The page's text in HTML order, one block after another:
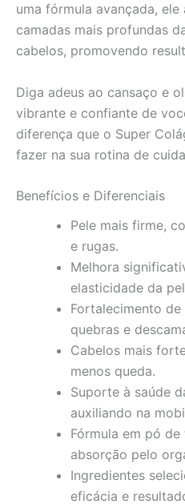
uma fórmula avançada,
camadas mais profundas
cabelos, promovendo
Diga adeus ao cansaço e
vibrante e confiante de
diferença que o Super
fazer na sua rotina de
Benefícios e Diferenciais
Pele mais firme,
e rugas.
Melhora
elasticidade da
Fortalecimento de
quebras e
Cabelos mais
menos queda.
Suporte à saúde
auxiliando na
Fórmula em pó
absorção pelo
Ingredientes
eficácia e